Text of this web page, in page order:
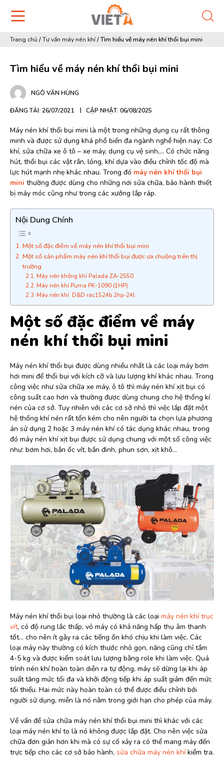
Trang chủ /Tư vấn máy nén khí/Tìm hiểu về máy nén khí thổi bụi mini
Tìm hiểu về máy nén khí thổi bụi mini
NGÔ VĂN HÙNG
ĐĂNG TẢI: 26/07/2021 CẬP NHẬT: 06/08/2025
Máy nén khí thổi bụi mini là một trong những dụng cụ rất thông
minh và được sử dụng khá phổ biến đa ngành nghề hiện nay: Cơ
khí, sửa chữa xe ô tô – xe máy, dụng cụ vệ sinh,… Có chức năng
hút, thổi bụi các vật rắn, lỏng, khí dựa vào điều chỉnh tốc độ mà
lực hút mạnh nhẹ khác nhau. Trong đó máy nén khí thổi bụi
mini thường được dùng cho những nơi sửa chữa, bảo hành thiết
bị máy móc cũng như trong các xưởng lắp ráp.
Nội Dung Chính
Một số đặc điểm về máy nén khí thổi bụi mini
Một số sản phẩm máy nén khí thổi bụi được ưa chuộng trên thị
trường
Máy nén không khí Palada ZA-2550
Máy nén khí Puma PK-1090 (1HP)
Máy nén khí D&D rac1524b 2hp-24l
Một số đặc điểm về máy
nén khí thổi bụi mini
Máy nén khí thổi bụi được dùng nhiều nhất là các loại máy bơm
hơi mini để thổi bụi với kích cỡ và lưu lượng khí khác nhau. Trong
công việc như sửa chữa xe máy, ô tô thì máy nén khí xịt bụi có
công suất cao hơn và thường được dùng chung cho hệ thống kí
nén của cơ sở. Tuy nhiên với các cơ sở nhỏ thì việc lắp đặt một
hệ thống khí nén rất tốn kém cho nên người ta chọn lựa phương
án sử dụng 2 hoặc 3 máy nén khí có tác dụng khác nhau, trong
đó máy nén khí xịt bụi được sử dụng chung với một số công việc
như: bơm hơi, bắn ốc vít, bắn đinh, phun sơn, xịt khô…
Máy nén khí thổi bụi loại nhỏ thường là các loại máy nén khí trục
vít, có độ rung lắc thấp, vỏ máy có khả năng hấp thụ âm thanh
tốt… cho nên ít gây ra các tiếng ồn khó chịu khi làm việc. Các
loại máy này thường có kích thước nhỏ gọn, năng cũng chỉ tầm
4-5 kg và được kiểm soát lưu lượng bằng role khi làm việc. Quá
trình nén khí hoàn toàn diễn ra tự động, máy sẽ dừng lại khi áp
suất tăng mức tối đa và khởi động tiếp khi áp suất giảm đến mức
tối thiểu. Hai mức này hoàn toàn có thể được điều chỉnh bởi
người sử dụng, miễn là nó nằm trong giới hạn cho phép của máy.
Về vấn đề sửa chữa máy nén khí thổi bụi mini thì khác với các
loại máy nén khí to là nó không được lắp đặt. Cho nên việc sửa
chữa đơn giản hơn khi mà có sự cố xảy ra có thể mang máy đến
trực tiếp cho các cơ sở bảo hành, sửa chữa máy nén khíkiểm tra.